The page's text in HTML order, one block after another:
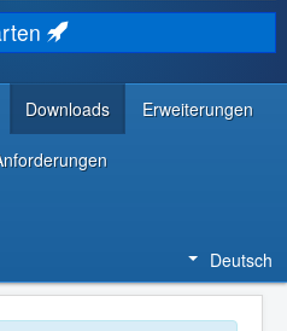
Downloads Erweiterungen
Deutsch